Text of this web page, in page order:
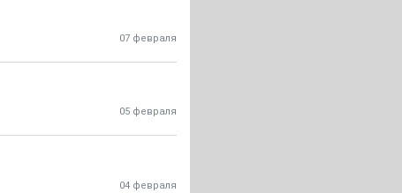
07 февраля
05 февраля
04 февраля